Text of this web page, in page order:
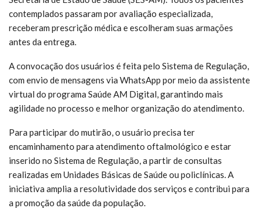
contemplados passaram por avaliação especializada,
receberam prescrição médica e escolheram suas armações
antes da entrega.
A convocação dos usuários é feita pelo Sistema de Regulação,
com envio de mensagens via WhatsApp por meio da assistente
virtual do programa Saúde AM Digital, garantindo mais
agilidade no processo e melhor organização do atendimento.
Para participar do mutirão, o usuário precisa ter
encaminhamento para atendimento oftalmológico e estar
inserido no Sistema de Regulação, a partir de consultas
realizadas em Unidades Básicas de Saúde ou policlínicas. A
iniciativa amplia a resolutividade dos serviços e contribui para
a promoção da saúde da população.